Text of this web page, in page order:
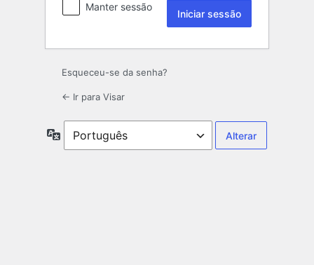
Manter sessão
Esqueceu-se da senha?
← Ir para Visar
Idioma